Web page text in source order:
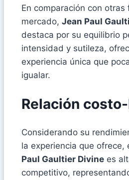
En comparación con otras
mercado, Jean Paul
destaca por su equilibrio
intensidad y sutileza,
experiencia única que
igualar.
Relación
Considerando su
la experiencia que ofrece,
Paul Gaultier Divine es
competitivo,